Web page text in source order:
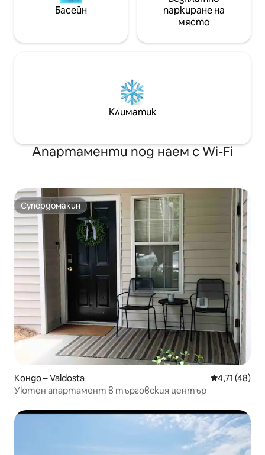
Басейн
паркиране на
място
Климатик
Апартаменти под наем с Wi-Fi
Супердомакин
Супердомакин
Кондо – Valdosta Средна
4,71 (48)
Уютен апартамент в търговския център